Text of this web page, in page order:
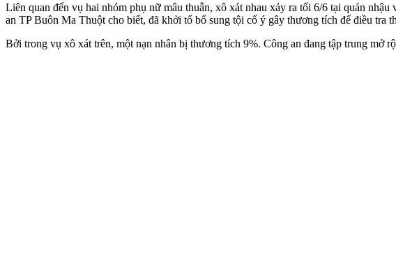
Liên quan đến vụ hai nhóm phụ nữ mâu thuẫn, xô xát nhau xảy ra tối 6/6 tại quán
an TP Buôn Ma Thuột cho biết, đã khởi tố bổ sung tội cố ý gây thương tích để điều tra
Bởi trong vụ xô xát trên, một nạn nhân bị thương tích 9%. Công an đang tập trung mở